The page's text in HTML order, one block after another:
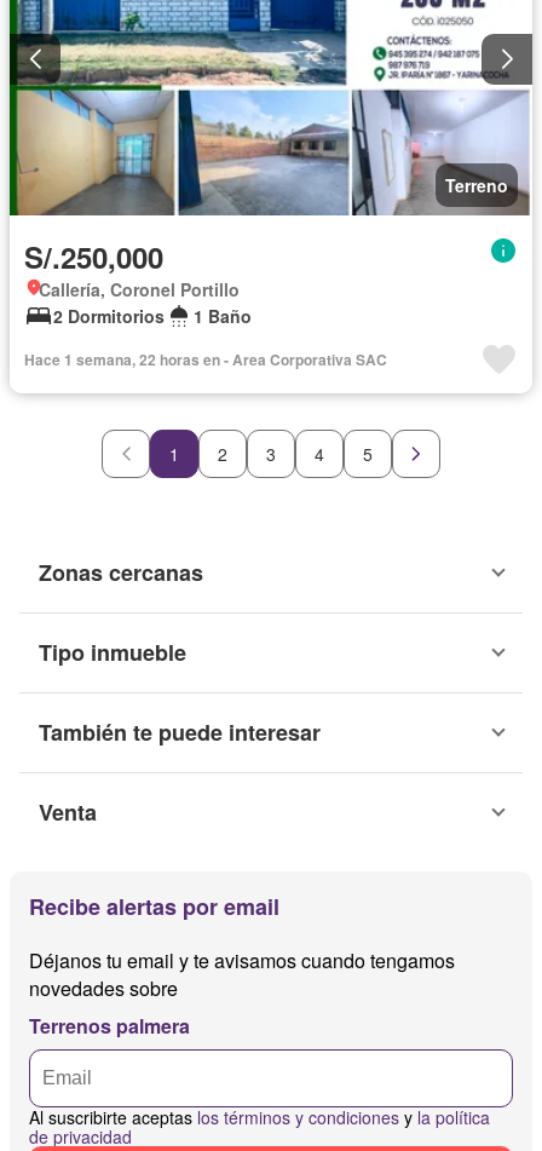
Terreno
S/.250,000
Callería, Coronel Portillo
2 Dormitorios
1 Baño
Hace 1 semana, 22 horas en - Area Corporativa SAC
1 2 3 4 5
Zonas cercanas
Tipo inmueble
También te puede interesar
Venta
Recibe alertas por email
Déjanos tu email y te avisamos cuando tengamos
novedades sobre
Terrenos palmera
Al suscribirte aceptas los términos y condiciones y la política
de privacidad